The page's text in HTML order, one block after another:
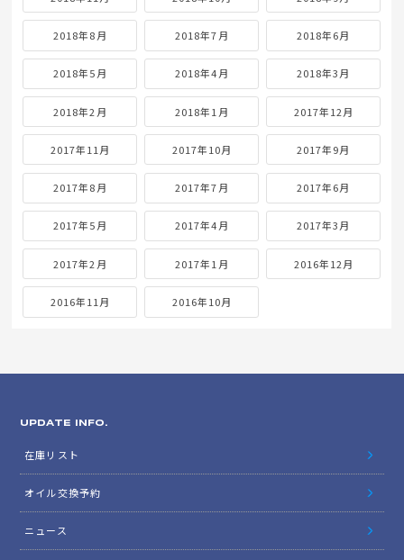
2018年8月 2018年7月 2018年6月
2018年5月 2018年4月 2018年3月
2018年2月 2018年1月 2017年12月
2017年11月 2017年10月 2017年9月
2017年8月 2017年7月 2017年6月
2017年5月 2017年4月 2017年3月
2017年2月 2017年1月 2016年12月
2016年11月 2016年10月
UPDATE INFO.
在庫リスト
オイル交換予約
ニュース